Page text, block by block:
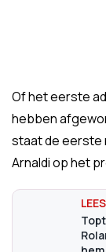
Of het eerste
hebben
staat de eerste
Arnaldi op het